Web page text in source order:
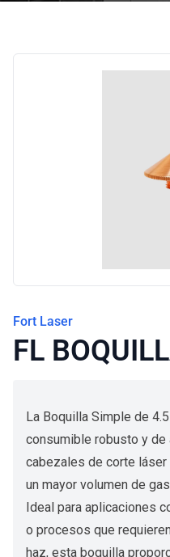
Fort Laser
FL
La Boquilla Simple de
consumible robusto y de
cabezales de corte láser
un mayor volumen de
Ideal para aplicaciones
o procesos que
haz, esta boquilla